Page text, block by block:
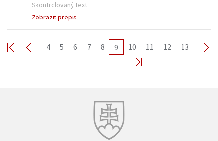
Skontrolovaný text
Zobrazit prepis
4 5 6 7 8 9 10 11 12 13